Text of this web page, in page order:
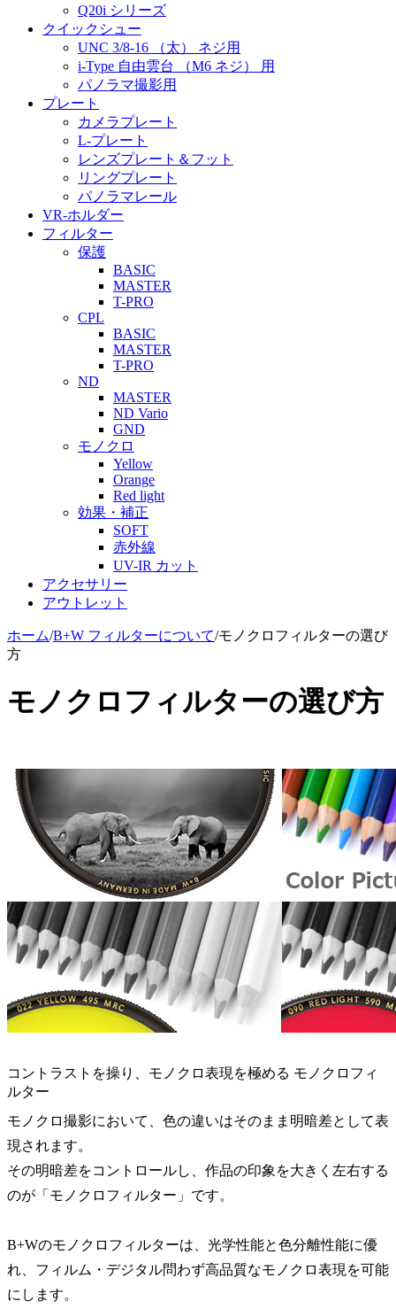
Q20i シリーズ
クイックシュー
UNC 3/8-16 （太） ネジ用
i-Type 自由雲台 （M6 ネジ） 用
パノラマ撮影用
プレート
カメラプレート
L-プレート
レンズプレート＆フット
リングプレート
パノラマレール
VR-ホルダー
フィルター
保護
BASIC
MASTER
T-PRO
CPL
BASIC
MASTER
T-PRO
ND
MASTER
ND Vario
GND
モノクロ
Yellow
Orange
Red light
効果・補正
SOFT
赤外線
UV-IR カット
アクセサリー
アウトレット
ホーム/B+W フィルターについて/モノクロフィルターの選び
方
モノクロフィルターの選び方
コントラストを操り、モノクロ表現を極める モノクロフィ
ルター
モノクロ撮影において、色の違いはそのまま明暗差として表
現されます。
その明暗差をコントロールし、作品の印象を大きく左右する
のが「モノクロフィルター」です。
B+Wのモノクロフィルターは、光学性能と色分離性能に優
れ、フィルム・デジタル問わず高品質なモノクロ表現を可能
にします。